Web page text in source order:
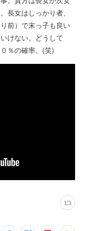
長女はしっかり者、
前）で末っ子も良い
けない。どうして
％の確率。(笑)